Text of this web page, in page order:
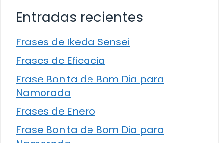
Entradas recientes
Frases de Ikeda Sensei
Frases de Eficacia
Frase Bonita de Bom Dia para
Namorada
Frases de Enero
Frase Bonita de Bom Dia para